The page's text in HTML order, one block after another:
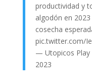
productividad y
algodón en
cosecha
pic.twitter.com/
— Utopicos Play
2023